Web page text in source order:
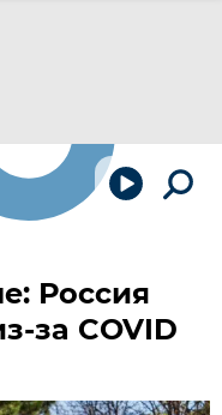
Россия
за COVID